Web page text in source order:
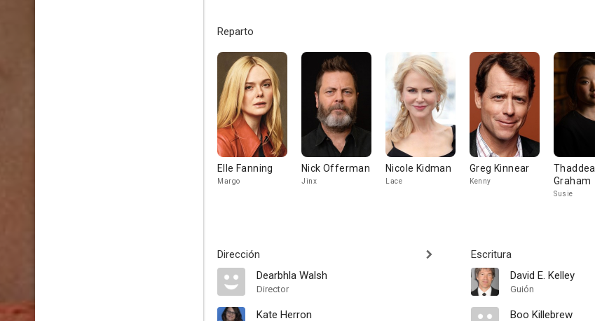
Reparto
Elle Fanning
Margo
Nick Offerman
Jinx
Nicole Kidman
Lace
Greg Kinnear
Kenny
Thaddea
Graham
Susie
Dirección
Dearbhla Walsh
Director
Kate Herron
Escritura
David E. Kelley
Guión
Boo Killebrew